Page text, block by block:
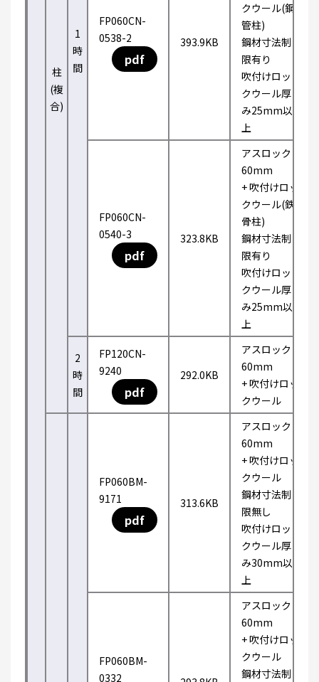
柱
(複
合)
1
時
間
FP060CN-
0538-2
pdf
393.9KB
クウール(鋼
管柱)
鋼材寸法制
限有り
吹付けロッ
クウール厚
み25mm以
上
FP060CN-
0540-3
pdf
323.8KB
アスロック
60mm
+ 吹付けロッ
クウール(鉄
骨柱)
鋼材寸法制
限有り
吹付けロッ
クウール厚
み25mm以
上
2
時
間
FP120CN-
9240
pdf
292.0KB
アスロック
60mm
+ 吹付けロッ
クウール
FP060BM-
9171
pdf
313.6KB
アスロック
60mm
+ 吹付けロッ
クウール
鋼材寸法制
限無し
吹付けロッ
クウール厚
み30mm以
上
FP060BM-
0332
アスロック
60mm
+ 吹付けロッ
クウール
鋼材寸法制